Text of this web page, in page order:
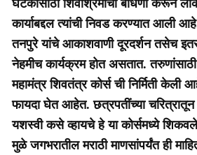
कार्याबद्दल त्यांची निवड करण्यात आली
तनपुरे यांचे आकाशवाणी दूरदर्शन तसेच इतर
नेहमीच कार्यक्रम होत असतात.
महामंत्र शिवतंत्र कोर्स ची निर्मिती
फायदा घेत आहेत. छत्रपतींच्या
यशस्वी कसे व्हायचे हे या कोर्समध्ये
मुळे जगभरातील मराठी माणसांपर्यंत ही